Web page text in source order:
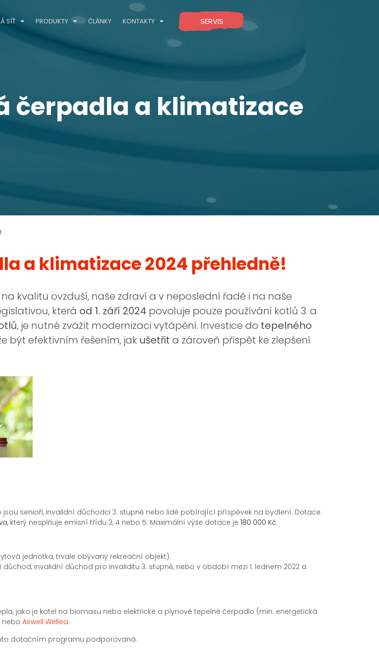
SÍŤ PRODUKTY ČLÁNKY KONTAKTY SERVIS
čerpadla a klimatizace
a klimatizace 2024 přehledně!
kvalitu ovzduší, naše zdraví a v neposlední řadě i na naše
která od 1. září 2024 povoluje pouze používání kotlů 3. a
, je nutné zvážit modernizaci vytápění. Investice do tepelného
být efektivním řešením, jak ušetřit a zároveň přispět ke zlepšení
senioři, invalidní důchodci 3. stupně nebo lidé pobírající příspěvek na bydlení. Dotace
, který nesplňuje emisní třídu 3, 4 nebo 5. Maximální výše dotace je 180 000 Kč.
jednotka, trvale obývaný rekreační objekt).
invalidní důchod pro invaliditu 3. stupně, nebo v období mezi 1. lednem 2022 a
jako je kotel na biomasu nebo elektrické a plynové tepelné čerpadlo (min. energetická
nebo Airwell Wellea.
dotačním programu podporovaná.